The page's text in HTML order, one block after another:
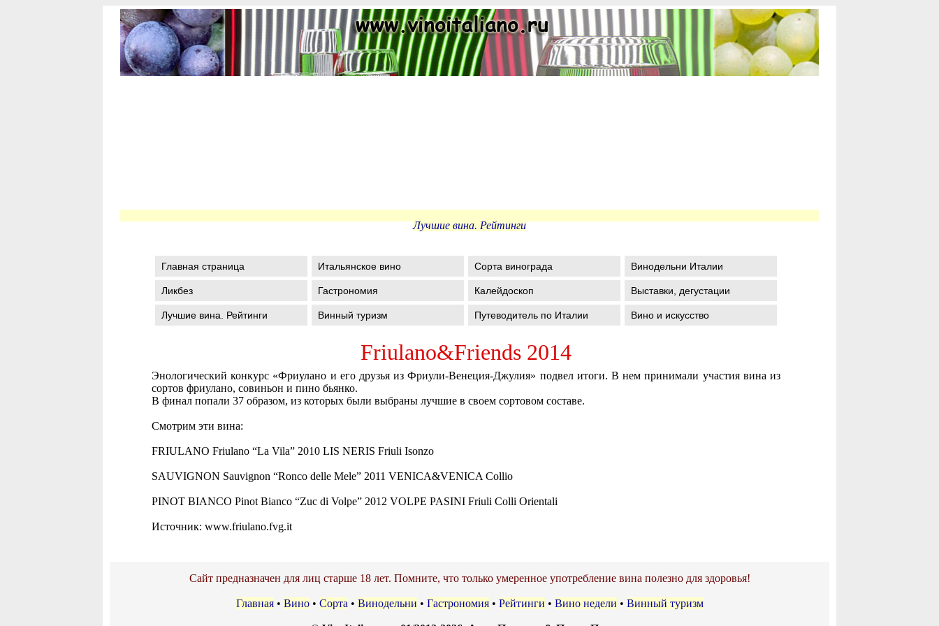
Лучшие вина. Рейтинги
Главная страница Итальянское вино Сорта винограда Винодельни Италии
Ликбез Гастрономия Калейдоскоп Выставки, дегустации
Лучшие вина. Рейтинги Винный туризм Путеводитель по Италии Вино и искусство
Friulano&Friends 2014
Энологический конкурс «Фриулано и его друзья из Фриули-Венеция-Джулия» подвел итоги. В нем принимали участия вина из
сортов фриулано, совиньон и пино бьянко.
В финал попали 37 образом, из которых были выбраны лучшие в своем сортовом составе.
Смотрим эти вина:
FRIULANO Friulano “La Vila” 2010 LIS NERIS Friuli Isonzo
SAUVIGNON Sauvignon “Ronco delle Mele” 2011 VENICA&VENICA Collio
PINOT BIANCO Pinot Bianco “Zuc di Volpe” 2012 VOLPE PASINI Friuli Colli Orientali
Источник: www.friulano.fvg.it
Сайт предназначен для лиц старше 18 лет. Помните, что только умеренное употребление вина полезно для здоровья!
Главная• Вино• Сорта • Винодельни • Гастрономия• Рейтинги • Вино недели • Винный туризм